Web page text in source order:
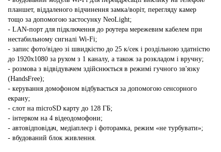
планшет, віддаленого відчинення замка/воріт, перегляду камер
тощо за допомогою застосунку NeoLight;
- LAN-порт для підключення до роутера мережевим кабелем при
нестабильному сигналі Wi-Fi;
- запис фото/відео зі швидкістю до 25 к/сек і роздільною здатністю
до 1920х1080 за рухом з 1 каналу, а також за розкладом і вручну;
- розмова з відвідувачем здійснюється в режимі гучного зв'язку
(HandsFree);
- керування домофоном відбувається за допомогою сенсорного
екрану;
- слот на microSD карту до 128 ГБ;
- інтерком на 4 відеодомофони;
- автовідповідач, медіаплеєр і фоторамка, режим «не турбувати»;
- вбудований блок живлення.